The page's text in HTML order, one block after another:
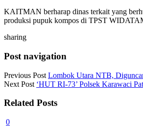
KAITMAN berharap dinas terkait yang
produksi pupuk kompos di TPST
sharing
Post navigation
Previous Post Lombok Utara NTB,
Next Post ‘HUT RI-73’ Polsek Karawaci
Related Posts
0